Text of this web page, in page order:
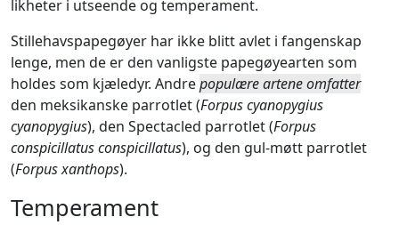
likheter i utseende og temperament.
Stillehavspapegøyer har ikke blitt avlet i fangenskap
lenge, men de er den vanligste papegøyearten som
holdes som kjæledyr. Andrepopulære artene omfatter
den meksikanske parrotlet (Forpus cyanopygius
cyanopygius), den Spectacled parrotlet (Forpus
conspicillatus conspicillatus), og den gul-møtt parrotlet
(Forpus xanthops).
Temperament